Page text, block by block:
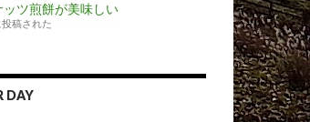
ッツ煎餅が美味しい
稿された
DAY